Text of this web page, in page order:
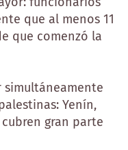
que al menos 11
que comenzó la
Yenín,
cubren gran parte